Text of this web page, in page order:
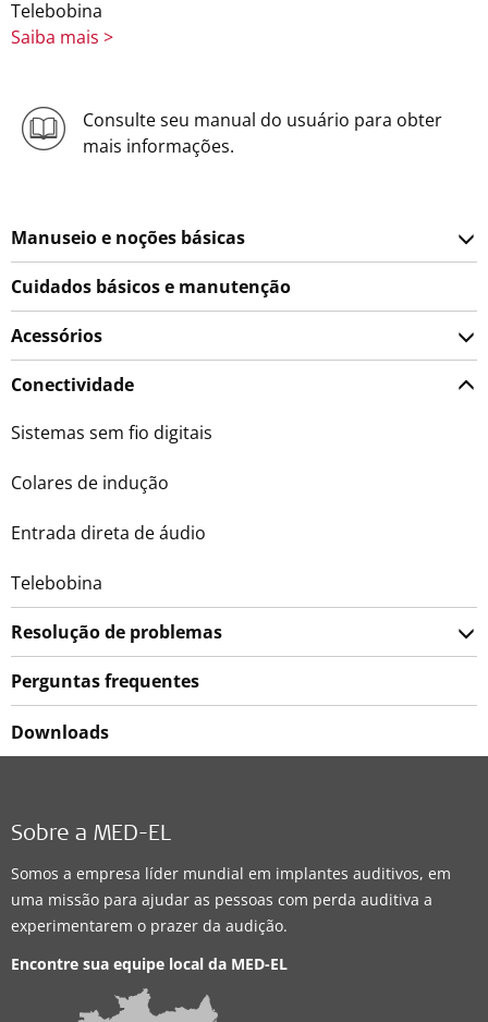
Telebobina
Saiba mais >
Consulte seu manual do usuário para obter
mais informações.
Manuseio e noções básicas
Cuidados básicos e manutenção
Acessórios
Conectividade
Sistemas sem fio digitais
Colares de indução
Entrada direta de áudio
Telebobina
Resolução de problemas
Perguntas frequentes
Downloads
Sobre a MED-EL
Somos a empresa líder mundial em implantes auditivos, em
uma missão para ajudar as pessoas com perda auditiva a
experimentarem o prazer da audição.
Encontre sua equipe local da MED-EL